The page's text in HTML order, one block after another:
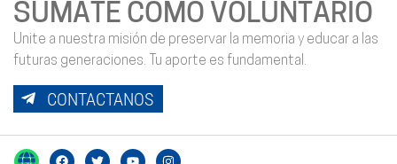
SUMATE COMO VOLUNTARIO
Unite a nuestra misión de preservar la memoria y educar a las
futuras generaciones. Tu aporte es fundamental.
CONTACTANOS